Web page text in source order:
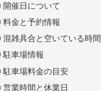
催日について
金と予約情報
雑具合と空いている時
車場情報
車場料金の目安
業時間と休業日